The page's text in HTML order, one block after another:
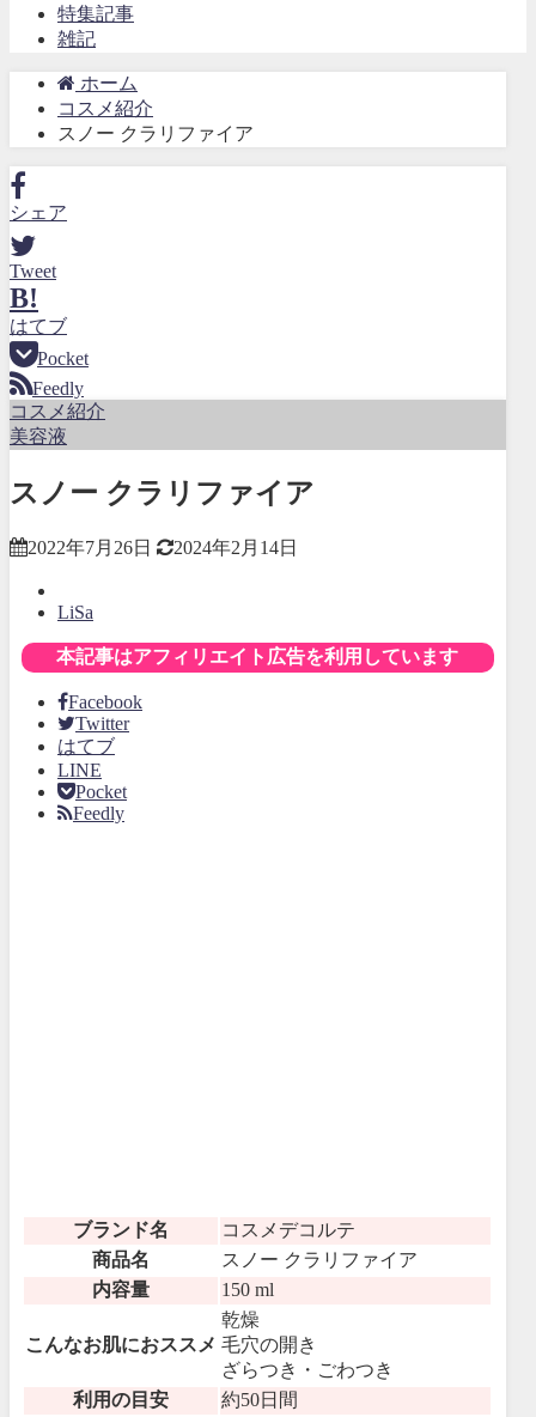
特集記事
雑記
ホーム
コスメ紹介
スノー クラリファイア
シェア
Tweet
B!
はてブ
Pocket
Feedly
コスメ紹介
美容液
スノー クラリファイア
2022年7月26日 2024年2月14日
LiSa
本記事はアフィリエイト広告を利用しています
Facebook
Twitter
はてブ
LINE
Pocket
Feedly
ブランド名
コスメデコルテ
商品名
スノー クラリファイア
内容量
150 ml
こんなお肌におススメ
乾燥
毛穴の開き
ざらつき・ごわつき
利用の目安
約50日間